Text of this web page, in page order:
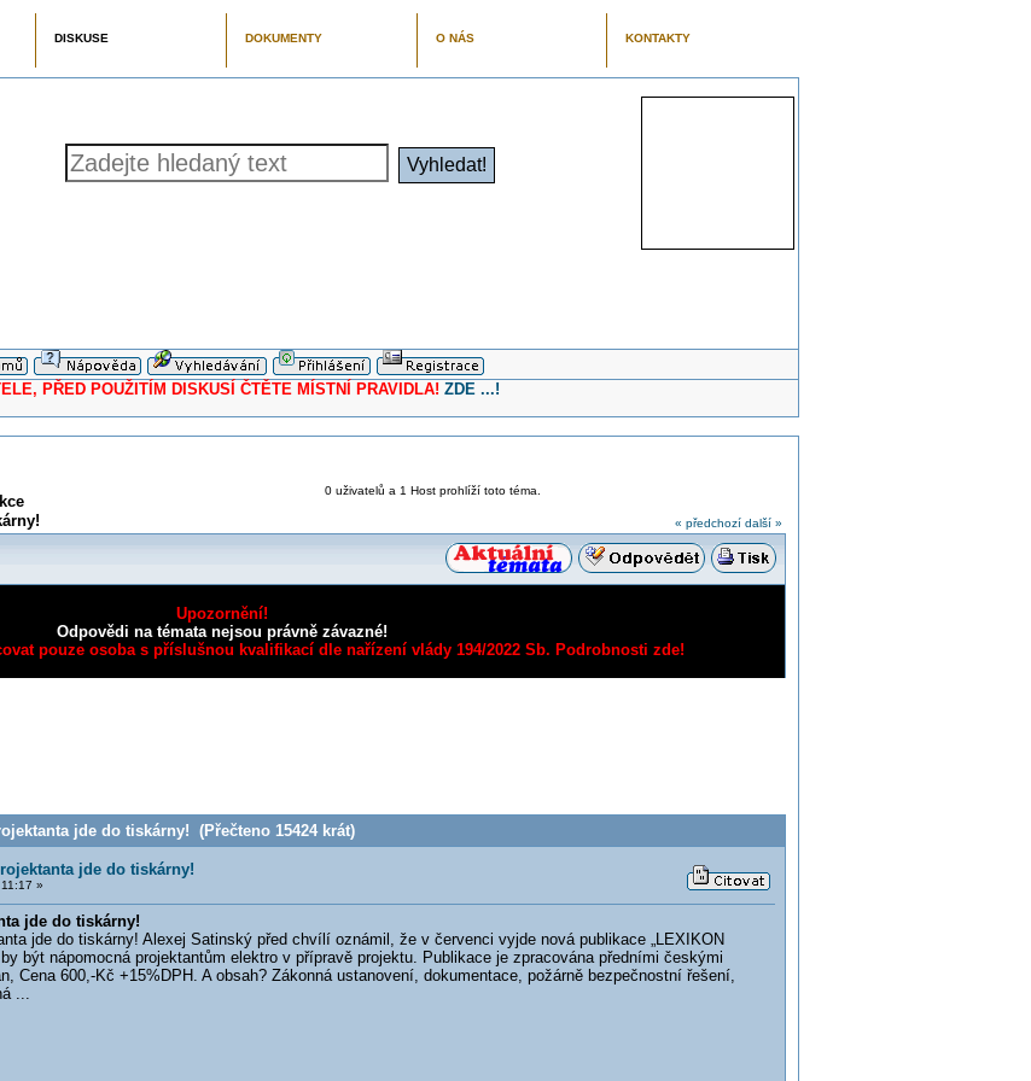
DISKUSE DOKUMENTY O NÁS KONTAKTY
POUŽITÍM DISKUSÍ ČTĚTE MÍSTNÍ PRAVIDLA! ZDE ...!
0 uživatelů a 1 Host prohlíží toto téma.
« předchozí další »
Upozornění!
Odpovědi na témata nejsou právně závazné!
pouze osoba s příslušnou kvalifikací dle nařízení vlády 194/2022 Sb. Podrobnosti zde!
jde do tiskárny! (Přečteno 15424 krát)
jde do tiskárny!
»
jde do tiskárny!
jde do tiskárny! Alexej Satinský před chvílí oznámil, že v červenci vyjde nová publikace „LEXIKON
by být nápomocná projektantům elektro v přípravě projektu. Publikace je zpracována předními českými
Cena 600,-Kč +15%DPH. A obsah? Zákonná ustanovení, dokumentace, požárně bezpečnostní řešení,
...